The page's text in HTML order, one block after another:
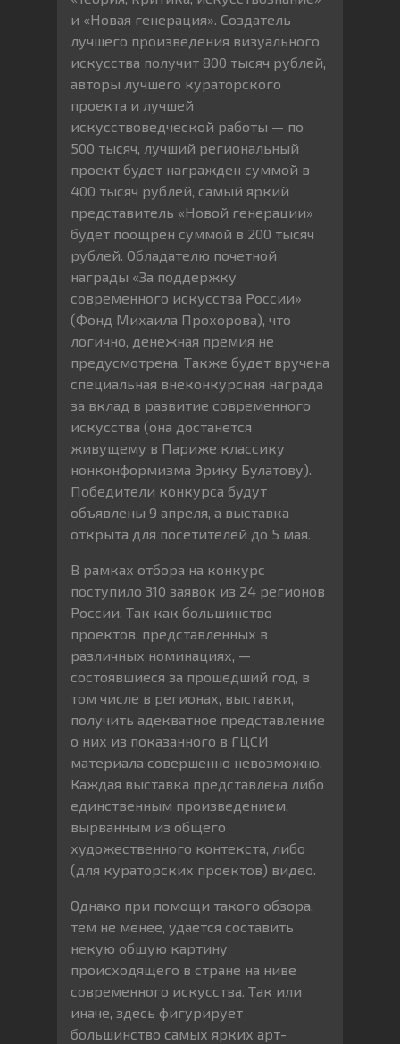
и «Новая генерация». Создатель
лучшего произведения визуального
искусства получит 800 тысяч рублей,
авторы лучшего кураторского
проекта и лучшей
искусствоведческой работы — по
500 тысяч, лучший региональный
проект будет награжден суммой в
400 тысяч рублей, самый яркий
представитель «Новой генерации»
будет поощрен суммой в 200 тысяч
рублей. Обладателю почетной
награды «За поддержку
современного искусства России»
(Фонд Михаила Прохорова), что
логично, денежная премия не
предусмотрена. Также будет вручена
специальная внеконкурсная награда
за вклад в развитие современного
искусства (она достанется
живущему в Париже классику
нонконформизма Эрику Булатову).
Победители конкурса будут
объявлены 9 апреля, а выставка
открыта для посетителей до 5 мая.
В рамках отбора на конкурс
поступило 310 заявок из 24 регионов
России. Так как большинство
проектов, представленных в
различных номинациях, —
состоявшиеся за прошедший год, в
том числе в регионах, выставки,
получить адекватное представление
о них из показанного в ГЦСИ
материала совершенно невозможно.
Каждая выставка представлена либо
единственным произведением,
вырванным из общего
художественного контекста, либо
(для кураторских проектов) видео.
Однако при помощи такого обзора,
тем не менее, удается составить
некую общую картину
происходящего в стране на ниве
современного искусства. Так или
иначе, здесь фигурирует
большинство самых ярких арт-